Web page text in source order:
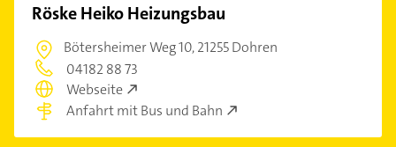
Röske Heiko Heizungsbau
Bötersheimer Weg 10,21255 Dohren
04182 88 73
Webseite
Anfahrt mit Bus und Bahn